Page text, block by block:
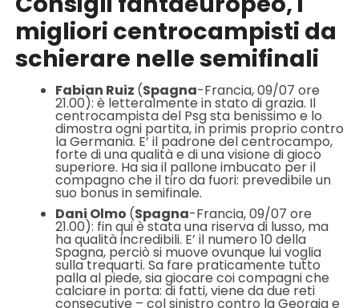
migliori centrocampisti da
schierare nelle semifinali
Fabian Ruiz (Spagna-Francia, 09/07 ore
21.00): è letteralmente in stato di grazia. Il
centrocampista del Psg sta benissimo e lo
dimostra ogni partita, in primis proprio contro
la Germania. E’ il padrone del centrocampo,
forte di una qualità e di una visione di gioco
superiore. Ha sia il pallone imbucato per il
compagno che il tiro da fuori: prevedibile un
suo bonus in semifinale.
Dani Olmo (Spagna-Francia, 09/07 ore
21.00): fin qui è stata una riserva di lusso, ma
ha qualità incredibili. E’ il numero 10 della
Spagna, perciò si muove ovunque lui voglia
sulla trequarti. Sa fare praticamente tutto
palla al piede, sia giocare coi compagni che
calciare in porta: di fatti, viene da due reti
consecutive – col sinistro contro la Georgia e